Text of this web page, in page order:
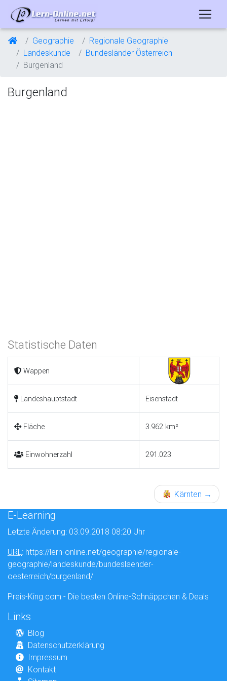
Geographie
Regionale Geographie
Landeskunde
Bundesländer Österreich
Burgenland
Burgenland
Statistische Daten
Wappen
Landeshauptstadt Eisenstadt
Fläche 3.962 km²
Einwohnerzahl 291.023
Kärnten →
E-Learning
Letzte Änderung: 03.09.2018 08:20 Uhr
URL: https://lern-online.net/geographie/regionale-
geographie/landeskunde/bundeslaender-
oesterreich/burgenland/
Preis-King.com - Die besten Online-Schnäppchen & Deals
Links
Blog
Datenschutzerklärung
Impressum
Kontakt